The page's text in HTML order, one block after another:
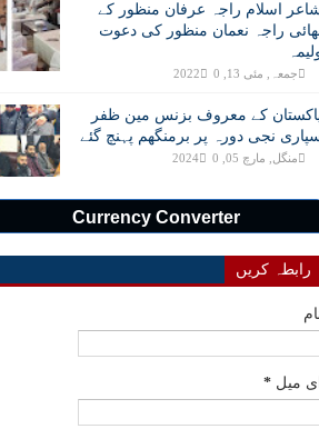
اسلام راجہ عرفان منظور کے
راجہ نعمان منظور کی دعوت
جمعہ, مئی 13, 2022 0
کے معروف بزنس مین ظفر
نجی دورہ پر برمنگھم پہنچ گئے
منگل, مارچ 05, 2024 0
Currency Converter
رابطہ کریں
ای میل *